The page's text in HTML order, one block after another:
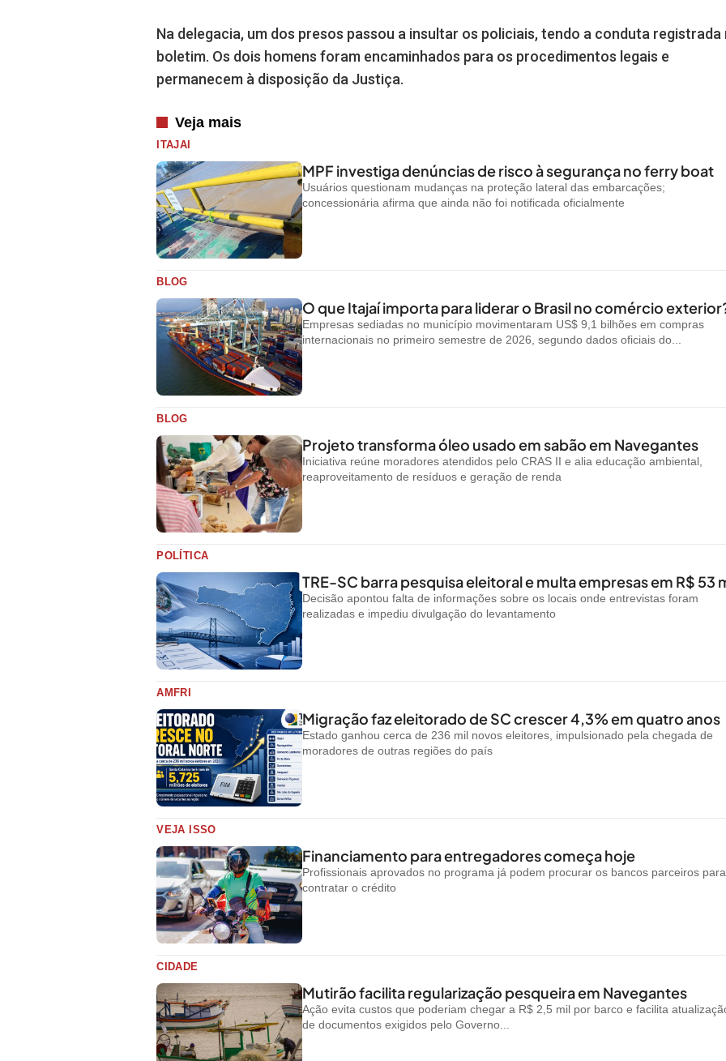
Na delegacia, um dos presos passou a insultar os policiais, tendo a conduta registrada
boletim. Os dois homens foram encaminhados para os procedimentos legais e
permanecem à disposição da Justiça.
Veja mais
ITAJAI
MPF investiga denúncias de risco à segurança no ferry boat
Usuários questionam mudanças na proteção lateral das embarcações;
concessionária afirma que ainda não foi notificada oficialmente
BLOG
O que Itajaí importa para liderar o Brasil no comércio
Empresas sediadas no município movimentaram US$ 9,1 bilhões em compras
internacionais no primeiro semestre de 2026, segundo dados oficiais do...
BLOG
Projeto transforma óleo usado em sabão em Navegantes
Iniciativa reúne moradores atendidos pelo CRAS II e alia educação ambiental,
reaproveitamento de resíduos e geração de renda
POLÍTICA
TRE-SC barra pesquisa eleitoral e multa empresas em R$ 53
Decisão apontou falta de informações sobre os locais onde entrevistas foram
realizadas e impediu divulgação do levantamento
AMFRI
Migração faz eleitorado de SC crescer 4,3% em quatro anos
Estado ganhou cerca de 236 mil novos eleitores, impulsionado pela chegada de
moradores de outras regiões do país
VEJA ISSO
Financiamento para entregadores começa hoje
Profissionais aprovados no programa já podem procurar os bancos parceiros para
contratar o crédito
CIDADE
Mutirão facilita regularização pesqueira em Navegantes
Ação evita custos que poderiam chegar a R$ 2,5 mil por barco e facilita
de documentos exigidos pelo Governo...